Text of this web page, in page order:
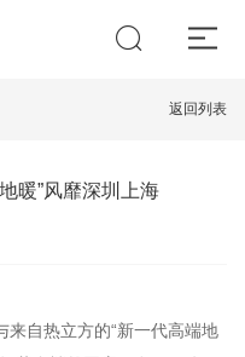
返回列表
暖”风靡深圳上海
来自热立方的“新一代高端地